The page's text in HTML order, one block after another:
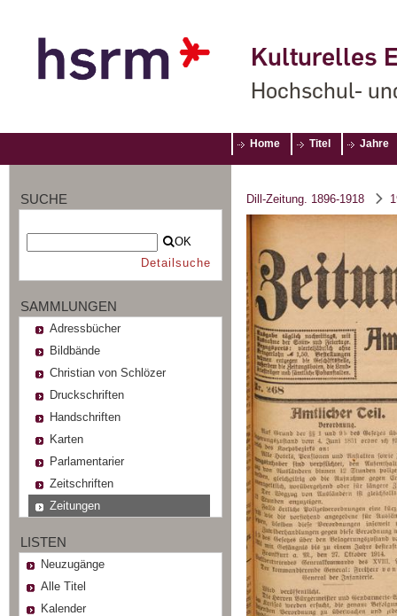
Kulturelles
Hochschul-
Home Titel Jahre
SUCHE
OK
Detailsuche
SAMMLUNGEN
Adressbücher
Bildbände
Christian von Schlözer
Druckschriften
Handschriften
Karten
Parlamentarier
Zeitschriften
Zeitungen
LISTEN
Neuzugänge
Alle Titel
Kalender
Dill-Zeitung. 1896-1918